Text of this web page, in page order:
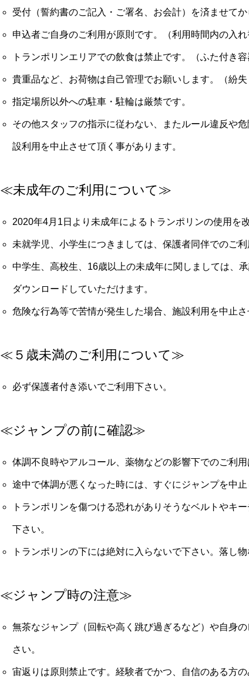
受付（誓約書のご記入・ご署名、お会計）を済ませてか
申込者ご自身のご利用が原則です。（利用時間内の入れ
トランポリンエリアでの飲食は禁止です。（ふた付き
貴重品など、お荷物は自己管理でお願いします。（紛
指定場所以外への駐車・駐輪は厳禁です。
その他スタッフの指示に従わない、またルール違反や
設利用を中止させて頂く事があります。
≪未成年のご利用について≫
2020年4月1日より未成年によるトランポリンの使用を
未就学児、小学生につきましては、保護者同伴でのご利
中学生、高校生、16歳以上の未成年に関しましては、
ダウンロードしていただけます。
危険な行為等で苦情が発生した場合、施設利用を中止さ
≪５歳未満のご利用について≫
必ず保護者付き添いでご利用下さい。
≪ジャンプの前に確認≫
体調不良時やアルコール、薬物などの影響下でのご利用
途中で体調が悪くなった時には、すぐにジャンプを中
トランポリンを傷つける恐れがありそうなベルトやキ
下さい。
トランポリンの下には絶対に入らないで下さい。落し
≪ジャンプ時の注意≫
無茶なジャンプ（回転や高く跳び過ぎるなど）や自身
さい。
宙返りは原則禁止です。経験者でかつ、自信のある方の